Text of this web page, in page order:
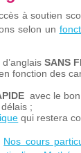
à soutien
selon un
SANS
fonction des
avec le
;
qui restera
Nos cours